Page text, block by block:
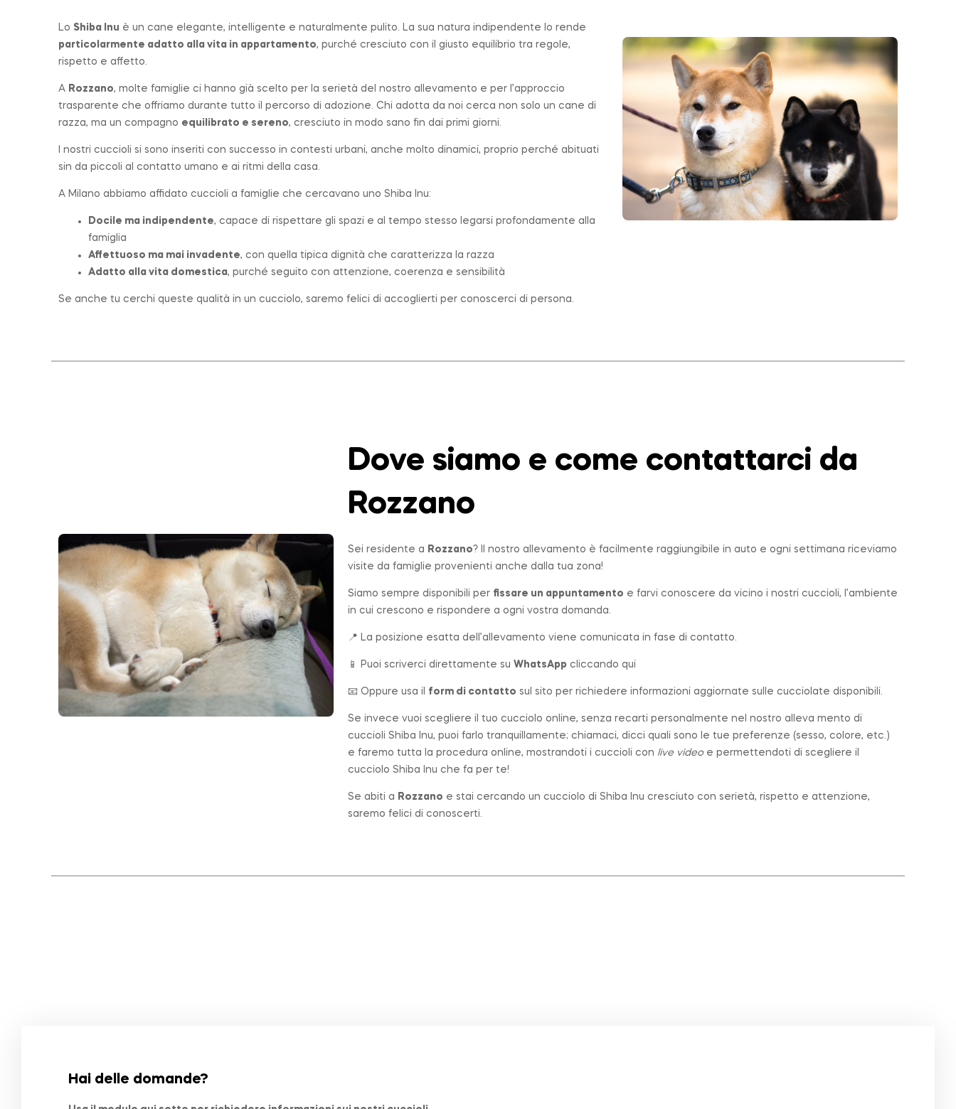
Lo Shiba Inu è un cane elegante, intelligente e naturalmente pulito. La sua natura indipendente lo rende
particolarmente adatto alla vita in appartamento, purché cresciuto con il giusto equilibrio tra regole,
rispetto e affetto.
A Rozzano, molte famiglie ci hanno già scelto per la serietà del nostro allevamento e per l’approccio
trasparente che offriamo durante tutto il percorso di adozione. Chi adotta da noi cerca non solo un cane di
razza, ma un compagno equilibrato e sereno, cresciuto in modo sano fin dai primi giorni.
I nostri cuccioli si sono inseriti con successo in contesti urbani, anche molto dinamici, proprio perché abituati
sin da piccoli al contatto umano e ai ritmi della casa.
A Milano abbiamo affidato cuccioli a famiglie che cercavano uno Shiba Inu:
Docile ma indipendente, capace di rispettare gli spazi e al tempo stesso legarsi profondamente alla
famiglia
Affettuoso ma mai invadente, con quella tipica dignità che caratterizza la razza
Adatto alla vita domestica, purché seguito con attenzione, coerenza e sensibilità
Se anche tu cerchi queste qualità in un cucciolo, saremo felici di accoglierti per conoscerci di persona.
Dove siamo e come contattarci da
Rozzano
Sei residente a Rozzano? Il nostro allevamento è facilmente raggiungibile in auto e ogni settimana riceviamo
visite da famiglie provenienti anche dalla tua zona!
Siamo sempre disponibili per fissare un appuntamento e farvi conoscere da vicino i nostri cuccioli, l’ambiente
in cui crescono e rispondere a ogni vostra domanda.
📍 La posizione esatta dell’allevamento viene comunicata in fase di contatto.
📱 Puoi scriverci direttamente su WhatsApp cliccando qui
📧 Oppure usa il form di contatto sul sito per richiedere informazioni aggiornate sulle cucciolate disponibili.
Se invece vuoi scegliere il tuo cucciolo online, senza recarti personalmente nel nostro alleva mento di
cuccioli Shiba Inu, puoi farlo tranquillamente; chiamaci, dicci quali sono le tue preferenze (sesso, colore, etc.)
e faremo tutta la procedura online, mostrandoti i cuccioli con live videoe permettendoti di scegliere il
cucciolo Shiba Inu che fa per te!
Se abiti a Rozzano e stai cercando un cucciolo di Shiba Inu cresciuto con serietà, rispetto e attenzione,
saremo felici di conoscerti.
Hai delle domande?